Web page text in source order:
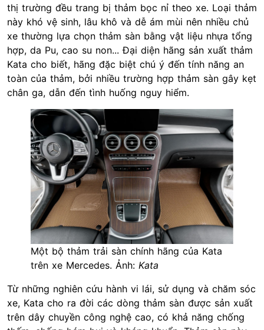
thị trường đều trang bị thảm bọc nỉ theo xe. Loại thảm
này khó vệ sinh, lâu khô và dễ ám mùi nên nhiều chủ
xe thường lựa chọn thảm sàn bằng vật liệu nhựa tổng
hợp, da Pu, cao su non... Đại diện hãng sản xuất thảm
Kata cho biết, hãng đặc biệt chú ý đến tính năng an
toàn của thảm, bởi nhiều trường hợp thảm sàn gây kẹt
chân ga, dẫn đến tình huống nguy hiểm.
Một bộ thảm trải sàn chính hãng của Kata
trên xe Mercedes. Ảnh: Kata
Từ những nghiên cứu hành vi lái, sử dụng và chăm sóc
xe, Kata cho ra đời các dòng thảm sàn được sản xuất
trên dây chuyền công nghệ cao, có khả năng chống